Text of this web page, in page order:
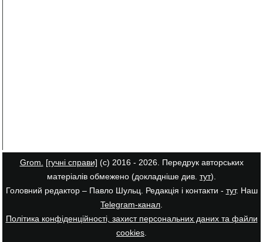
Grom. [гучні справи] (с) 2016 - 2026. Передрук авторських
матеріалів обмежено (докладніше див. тут).
Головний редактор – Павло Шульц. Редакція і контакти - тут. Наш
Telegram-канал
Політика конфіденційності, захист персональних даних та файли
cookies